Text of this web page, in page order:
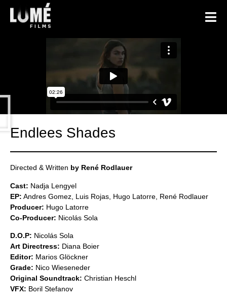
Endlees Shades
Directed & Written by René Rodlauer
Cast: Nadja Lengyel
EP: Andres Gomez, Luis Rojas, Hugo Latorre, René Rodlauer
Producer: Hugo Latorre
Co-Producer: Nicolás Sola
D.O.P: Nicolás Sola
Art Directress: Diana Boier
Editor: Marios Glöckner
Grade: Nico Wieseneder
Original Soundtrack: Christian Heschl
VFX: Boril Stefanov